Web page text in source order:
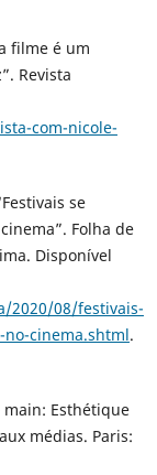
filme é um
Revista
com-nicole-
se
Folha de
Disponível
2020/08/festivais-
cinema.shtml.
main: Esthétique
médias. Paris: